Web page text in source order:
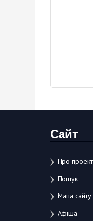
Сайт
Про проект
Пошук
Мапа сайту
Афіша